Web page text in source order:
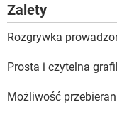
Zalety
Rozgrywka
Prosta i czytelna
Możliwość